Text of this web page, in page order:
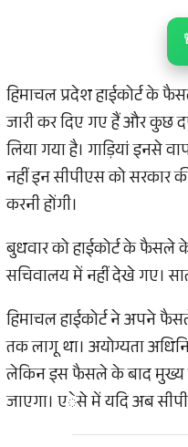
हिमाचल प्रदेश हाईकोर्ट के
जारी कर दिए गए हैं और कुछ
लिया गया है। गाड़ियां इनसे
नहीं इन सीपीएस को सरकार
करनी होंगी।
बुधवार को हाईकोर्ट के फैसले
सचिवालय में नहीं देखे गए।
हिमाचल हाईकोर्ट ने अपने
तक लागू था। अयोग्यता
लेकिन इस फैसले के बाद मुख्य
जाएगा। एेसे में यदि अब